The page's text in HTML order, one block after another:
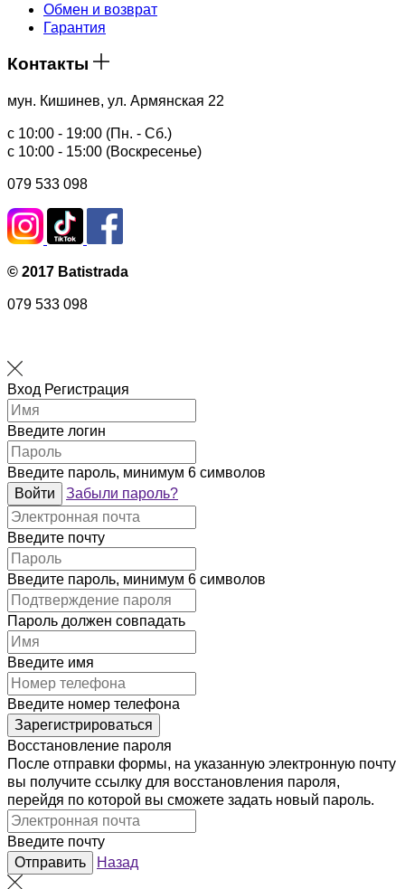
Обмен и возврат
Гарантия
Контакты
мун. Кишинев, ул. Армянская 22
с 10:00 - 19:00 (Пн. - Сб.)
с 10:00 - 15:00 (Воскресенье)
079 533 098
© 2017 Batistrada
079 533 098
Вход Регистрация
Введите логин
Введите пароль, минимум 6 символов
Войти
Забыли пароль?
Введите почту
Введите пароль, минимум 6 символов
Пароль должен совпадать
Введите имя
Введите номер телефона
Зарегистрироваться
Восстановление пароля
После отправки формы, на указанную электронную почту
вы получите ссылку для восстановления пароля,
перейдя по которой вы сможете задать новый пароль.
Введите почту
Отправить
Назад